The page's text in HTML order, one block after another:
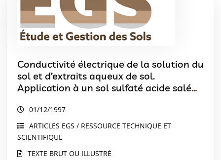
Conductivité électrique de la solution du
sol et d’extraits aqueux de sol.
Application à un sol sulfaté acide salé
01/12/1997
ARTICLES EGS / RESSOURCE TECHNIQUE ET
SCIENTIFIQUE
TEXTE BRUT OU ILLUSTRÉ